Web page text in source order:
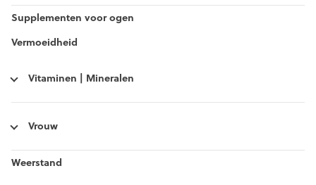
Supplementen voor ogen
Vermoeidheid
Vitaminen | Mineralen
Vrouw
Weerstand